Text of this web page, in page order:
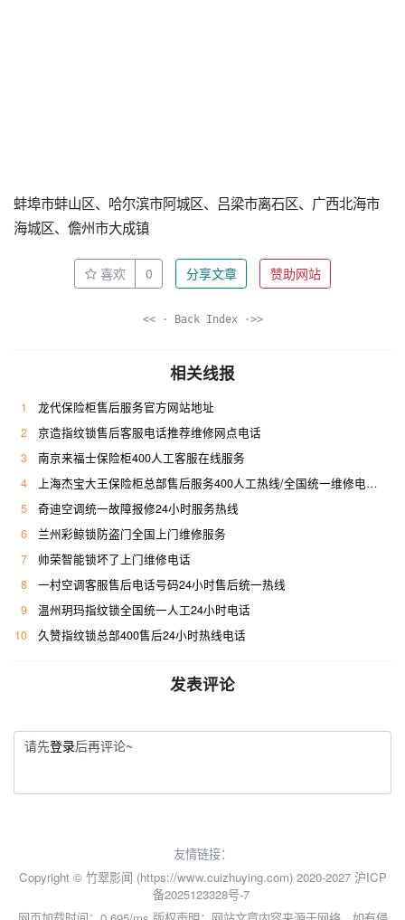
蚌埠市蚌山区、哈尔滨市阿城区、吕梁市离石区、广西北海市
海城区、儋州市大成镇
喜欢 0 分享文章 赞助网站
<< · Back Index ·>>
相关线报
1
龙代保险柜售后服务官方网站地址
2
京造指纹锁售后客服电话推荐维修网点电话
3
南京来福士保险柜400人工客服在线服务
4
上海杰宝大王保险柜总部售后服务400人工热线/全国统一维修电话是多少
5
奇迪空调统一故障报修24小时服务热线
6
兰州彩鲸锁防盗门全国上门维修服务
7
帅荣智能锁坏了上门维修电话
8
一村空调客服售后电话号码24小时售后统一热线
9
温州玥玛指纹锁全国统一人工24小时电话
10
久赞指纹锁总部400售后24小时热线电话
发表评论
请先登录后再评论~
友情链接：
Copyright © 竹翠影闻 (https://www.cuizhuying.com) 2020-2027 沪ICP
备2025123328号-7